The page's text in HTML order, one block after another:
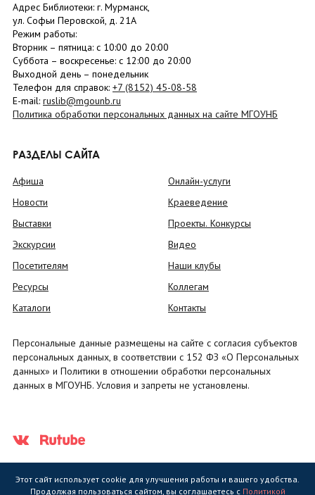
Адрес Библиотеки: г. Мурманск,
ул. Софьи Перовской, д. 21А
Режим работы:
Вторник – пятница: с 10:00 до 20:00
Суббота – воскресенье: c 12:00 до 20:00
Выходной день – понедельник
Телефон для справок: +7 (8152) 45-08-58
E-mail: ruslib@mgounb.ru
Политика обработки персональных данных на сайте МГОУНБ
РАЗДЕЛЫ САЙТА
Афиша
Новости
Выставки
Экскурсии
Посетителям
Ресурсы
Каталоги
Онлайн-услуги
Краеведение
Проекты. Конкурсы
Видео
Наши клубы
Коллегам
Контакты
Персональные данные размещены на сайте с согласия субъектов
персональных данных, в соответствии с 152 ФЗ «О Персональных
данных» и Политики в отношении обработки персональных
данных в МГОУНБ. Условия и запреты не установлены.
Этот сайт использует cookie для улучшения работы и вашего удобства.
Продолжая пользоваться сайтом, вы соглашаетесь с Политикой